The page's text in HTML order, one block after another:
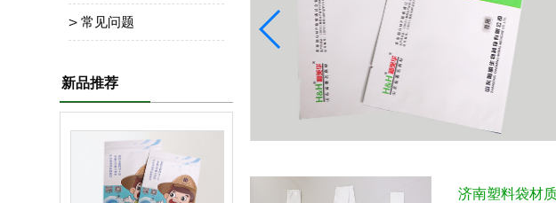
常见问题
新品推荐
具有抗压、防潮、耐酸碱、耐脏污等优
的考虑因素。Choosing a suitable plast
济南塑料袋材